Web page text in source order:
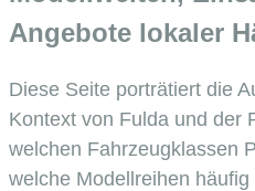
Angebote lokaler
Diese Seite porträtiert die
Kontext von Fulda und der
welchen Fahrzeugklassen
welche Modellreihen